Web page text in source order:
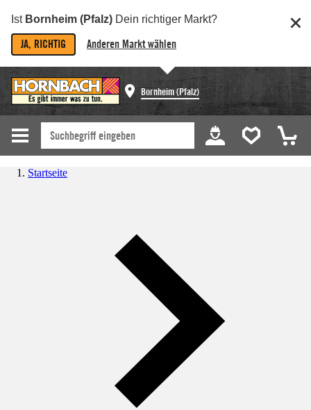
Ist Bornheim (Pfalz) Dein richtiger Markt?
JA, RICHTIG Anderen Markt wählen
Bornheim (Pfalz)
Startseite